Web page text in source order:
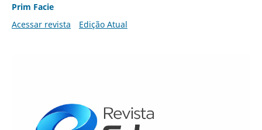
Prim Facie
Acessar revista
Edição Atual